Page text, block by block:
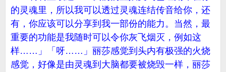
的灵魂里，所以我可以透过灵魂连结传音给你，还
有，你应该可以分享到我一部份的能力。当然，最
重要的功能是我随时可以令你灰飞烟灭，例如这
样……」「呀……」丽莎感觉到头内有极强的火烧
感觉，好像是由灵魂到大脑都要被烧毁一样，丽莎